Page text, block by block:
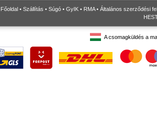
Főoldal • Szállítás • Súgó • GyIK • RMA• Általános szerződési
A csomagküldés a